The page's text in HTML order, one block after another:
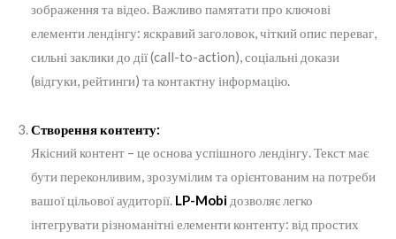
зображення та відео. Важливо памятати про ключові
елементи лендінгу: яскравий заголовок, чіткий опис переваг,
сильні заклики до дії (call-to-action), соціальні докази
(відгуки, рейтинги) та контактну інформацію.
Створення контенту:
Якісний контент – це основа успішного лендінгу. Текст має
бути переконливим, зрозумілим та орієнтованим на потреби
вашої цільової аудиторії. LP-Mobi дозволяє легко
інтегрувати різноманітні елементи контенту: від простих